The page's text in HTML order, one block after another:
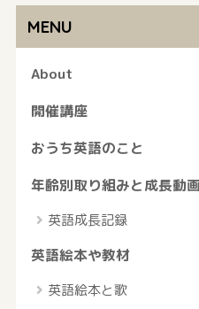
MENU
About
開催講座
おうち英語のこと
年齢別取り組みと成長動画
英語成長記録
英語絵本や教材
英語絵本と歌